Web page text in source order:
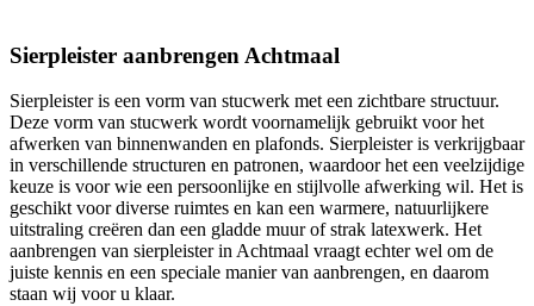
Sierpleister aanbrengen Achtmaal
Sierpleister is een vorm van stucwerk met een zichtbare structuur.
Deze vorm van stucwerk wordt voornamelijk gebruikt voor het
afwerken van binnenwanden en plafonds. Sierpleister is verkrijgbaar
in verschillende structuren en patronen, waardoor het een veelzijdige
keuze is voor wie een persoonlijke en stijlvolle afwerking wil. Het is
geschikt voor diverse ruimtes en kan een warmere, natuurlijkere
uitstraling creëren dan een gladde muur of strak latexwerk. Het
aanbrengen van sierpleister in Achtmaal vraagt echter wel om de
juiste kennis en een speciale manier van aanbrengen, en daarom
staan wij voor u klaar.